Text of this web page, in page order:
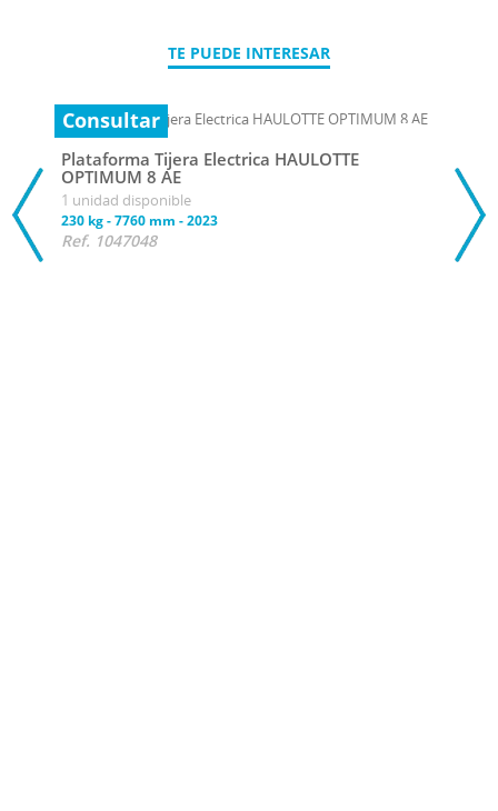
TE PUEDE INTERESAR
Consultar
Plataforma Tijera Electrica HAULOTTE
OPTIMUM 8 AE
1 unidad disponible
230 kg-7760 mm -2023
Ref. 1047048